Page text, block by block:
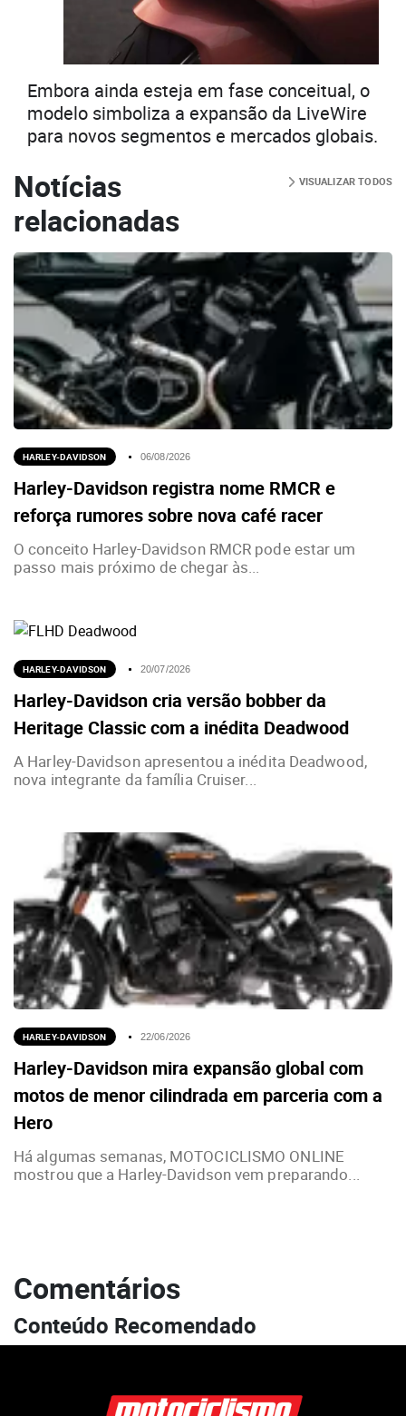
Embora ainda esteja em fase conceitual, o
modelo simboliza a expansão da LiveWire
para novos segmentos e mercados globais.
Notícias
relacionadas
VISUALIZAR TODOS
HARLEY-DAVIDSON 06/08/2026
Harley-Davidson registra nome RMCR e
reforça rumores sobre nova café racer
O conceito Harley-Davidson RMCR pode estar um
passo mais próximo de chegar às...
HARLEY-DAVIDSON 20/07/2026
Harley-Davidson cria versão bobber da
Heritage Classic com a inédita Deadwood
A Harley-Davidson apresentou a inédita Deadwood,
nova integrante da família Cruiser...
HARLEY-DAVIDSON 22/06/2026
Harley-Davidson mira expansão global com
motos de menor cilindrada em parceria com a
Hero
Há algumas semanas, MOTOCICLISMO ONLINE
mostrou que a Harley-Davidson vem preparando...
Comentários
Conteúdo Recomendado